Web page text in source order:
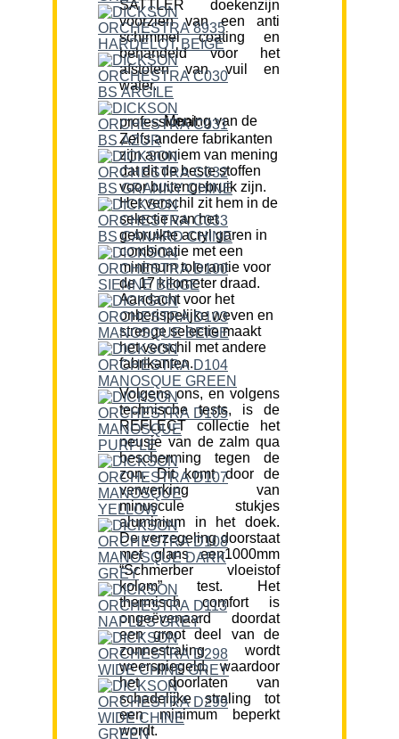
SATTLER doekenzijn
voorzien van een anti
schimmel coating en
behandeld voor het
afstoten van vuil en
water.
Mening van de professional:
Zelfs andere fabrikanten
zijn anoniem van mening
dat dit de beste stoffen
voor buitengebruik zijn.
Het verschil zit hem in de
selectie van het
gebruikte acryl garen in
combinatie met een
minimum tolerantie voor
de 17 kilometer draad.
Aandacht voor het
onberispelijke weven en
strenge selectie maakt
het verschil met andere
fabrikanten.
Volgens ons, en volgens
technische tests, is de
REFLECT collectie het
neusje van de zalm qua
bescherming tegen de
zon. Dit komt door de
verwerking van
minuscule stukjes
aluminium in het doek.
De verzegeling doorstaat
met glans een1000mm
“Schmerber vloeistof
kolom” test. Het
thermisch comfort is
ongeëvenaard doordat
een groot deel van de
zonnestraling wordt
weerspiegeld, waardoor
het doorlaten van
schadelijke straling tot
een minimum beperkt
wordt.